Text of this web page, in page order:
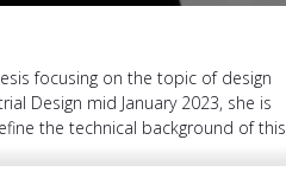
focusing on the topic of design
Design mid January 2023, she is
the technical background of this